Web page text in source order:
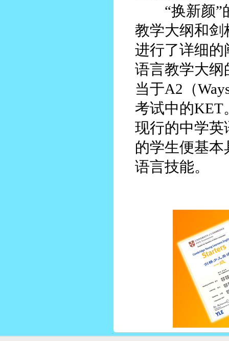
“换新颜”的
教学大纲和剑
进行了详细的
语言教学大纲
当于A2（
考试中的KET
现行的中学英
的学生便基
语言技能。